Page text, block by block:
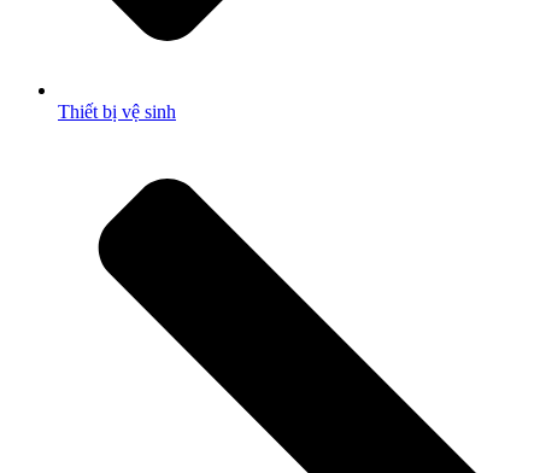
Thiết bị vệ sinh